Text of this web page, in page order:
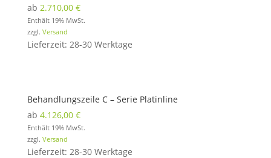
ab 2.710,00 €
Enthält 19% MwSt.
zzgl. Versand
Lieferzeit: 28-30 Werktage
Behandlungszeile C – Serie Platinline
ab 4.126,00 €
Enthält 19% MwSt.
zzgl. Versand
Lieferzeit: 28-30 Werktage